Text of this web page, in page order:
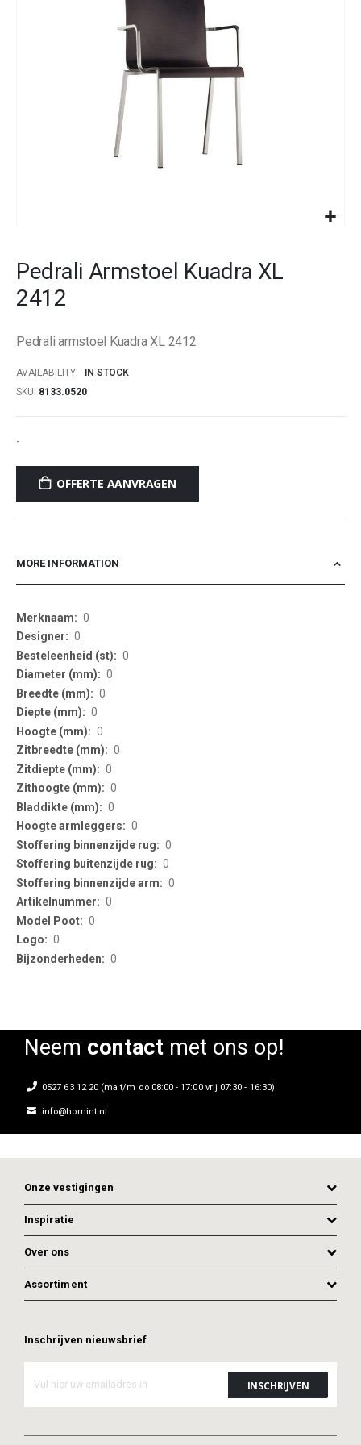
the
of
images
Pedrali Armstoel Kuadra XL
2412
Pedrali armstoel Kuadra XL 2412
AVAILABILITY:
IN STOCK
SKU 8133.0520
-
OFFERTE AANVRAGEN
MORE INFORMATION
More
Information
0
0
0
0
0
0
0
0
0
0
0
0
0
0
0
0
0
0
0
Neem contactmet ons op!
0527 63 12 20 (ma t/m do 08:00 - 17:00 vrij 07:30 - 16:30)
info@homint.nl
Onze vestigingen
Inspiratie
Over ons
Assortiment
Inschrijven nieuwsbrief